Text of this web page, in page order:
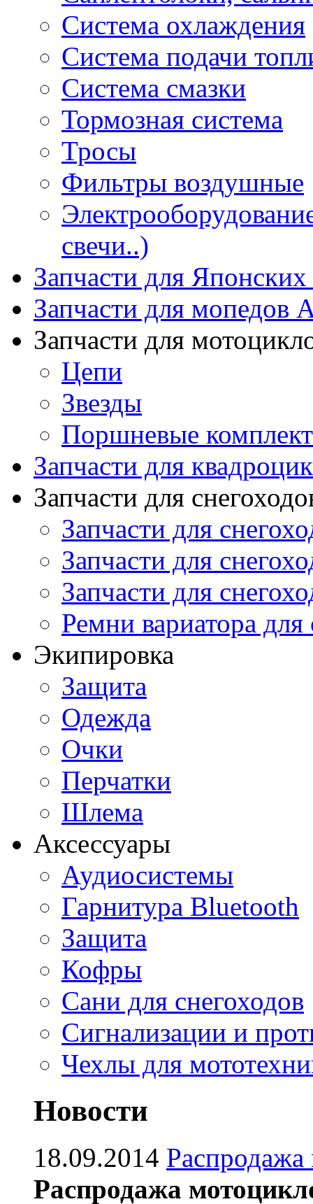
Система охлаждения
Система подачи
Система смазки
Тормозная система
Тросы
Фильтры воздушные
свечи..)
Запчасти для Японских
Запчасти для мопедов
Запчасти для
Цепи
Звезды
Поршневые
Запчасти для
Запчасти для
Запчасти для
Запчасти для
Запчасти для
Ремни вариатора для
Экипировка
Защита
Одежда
Очки
Перчатки
Шлема
Аксессуары
Аудиосистемы
Гарнитура Bluetooth
Защита
Кофры
Сани для снегоходов
Сигнализации и
Чехлы для
Новости
18.09.2014
Распродажа